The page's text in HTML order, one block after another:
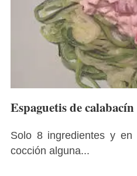
Espaguetis de
Solo 8 ingredientes y en
cocción alguna...